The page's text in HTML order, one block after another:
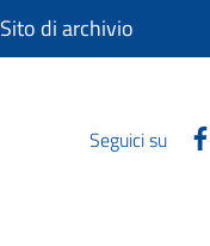
Sito di archivio
Seguici su